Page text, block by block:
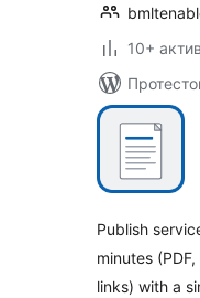
10+
Publish
minutes
links) with a